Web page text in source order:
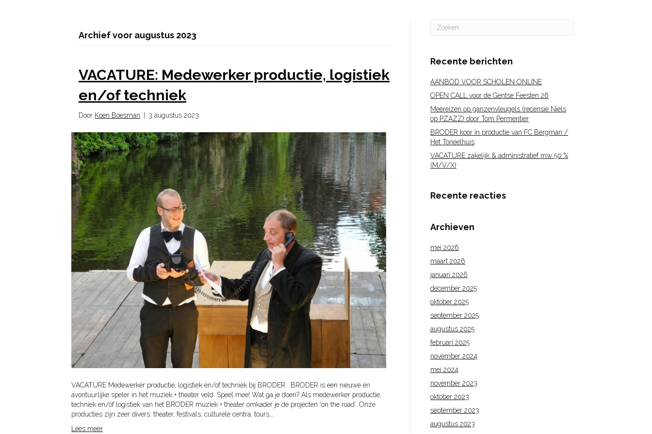
Archief voor augustus 2023
VACATURE: Medewerker productie, logistiek
en/of techniek
Door Koen Boesman 3 augustus 2023
VACATURE Medewerker productie, logistiek en/of techniek bij BRODER. BRODER is een nieuwe en
avontuurlijke speler in het muziek + theater veld. Speel mee! Wat ga je doen? Als medewerker productie,
techniek en/of logistiek van het BRODER muziek + theater omkader je de projecten ‘on the road’. Onze
producties zijn zeer divers: theater, festivals, culturele centra, tours,…
Lees meer
Recente berichten
AANBOD VOOR SCHOLEN ONLINE
OPEN CALL voor de Gentse Feesten 26
Meereizen op ganzenvleugels (recensie Niels
op PZAZZ) door Tom Permentier
BRODER koor in productie van FC Bergman /
Het Toneelhuis
VACATURE zakelijk & administratief mw 50 %
(M/V/X)
Recente reacties
Archieven
mei 2026
maart 2026
januari 2026
december 2025
oktober 2025
september 2025
augustus 2025
februari 2025
november 2024
mei 2024
november 2023
oktober 2023
september 2023
augustus 2023